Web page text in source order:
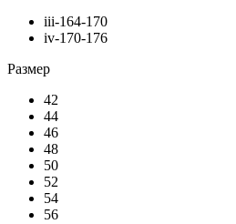
iii-164-170
iv-170-176
Размер
42
44
46
48
50
52
54
56